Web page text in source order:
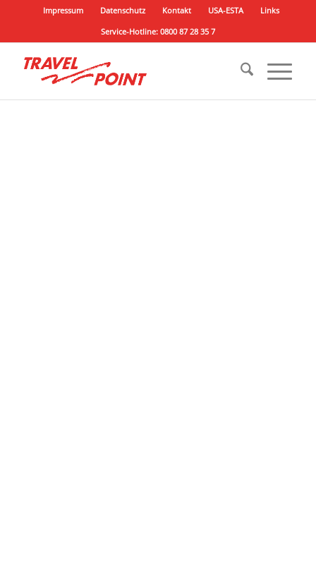
Impressum Datenschutz Kontakt USA-ESTA
Links
Service-Hotline: 0800 87 28 35 7